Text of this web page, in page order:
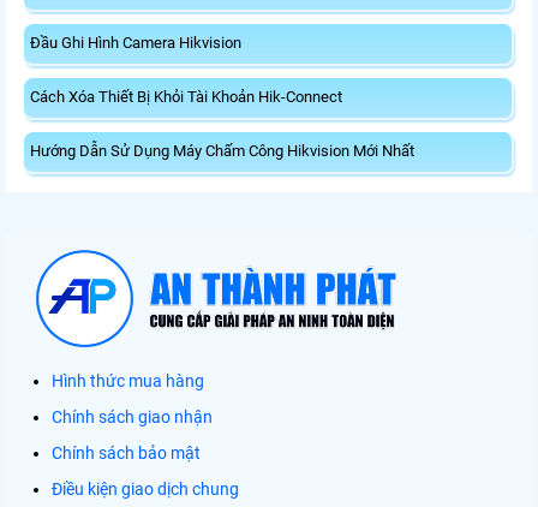
Đầu Ghi Hình Camera Hikvision
Cách Xóa Thiết Bị Khỏi Tài Khoản Hik-Connect
Hướng Dẫn Sử Dụng Máy Chấm Công Hikvision Mới Nhất
Hình thức mua hàng
Chính sách giao nhận
Chính sách bảo mật
Điều kiện giao dịch chung